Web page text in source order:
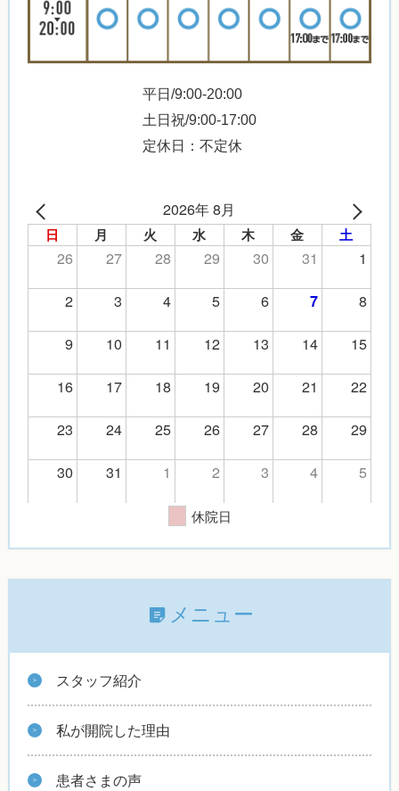
平日/9:00-20:00
土日祝/9:00-17:00
定休日：不定休
2026年 8月
日 月 火 水 木 金 土
26 27 28 29 30 31
1
2
3 4 5 6 7
8
9
10 11 12 13 14
15
16
17 18 19 20 21
22
23
24 25 26 27 28
29
30
31 1 2 3 4 5
休院日
メニュー
スタッフ紹介
私が開院した理由
患者さまの声